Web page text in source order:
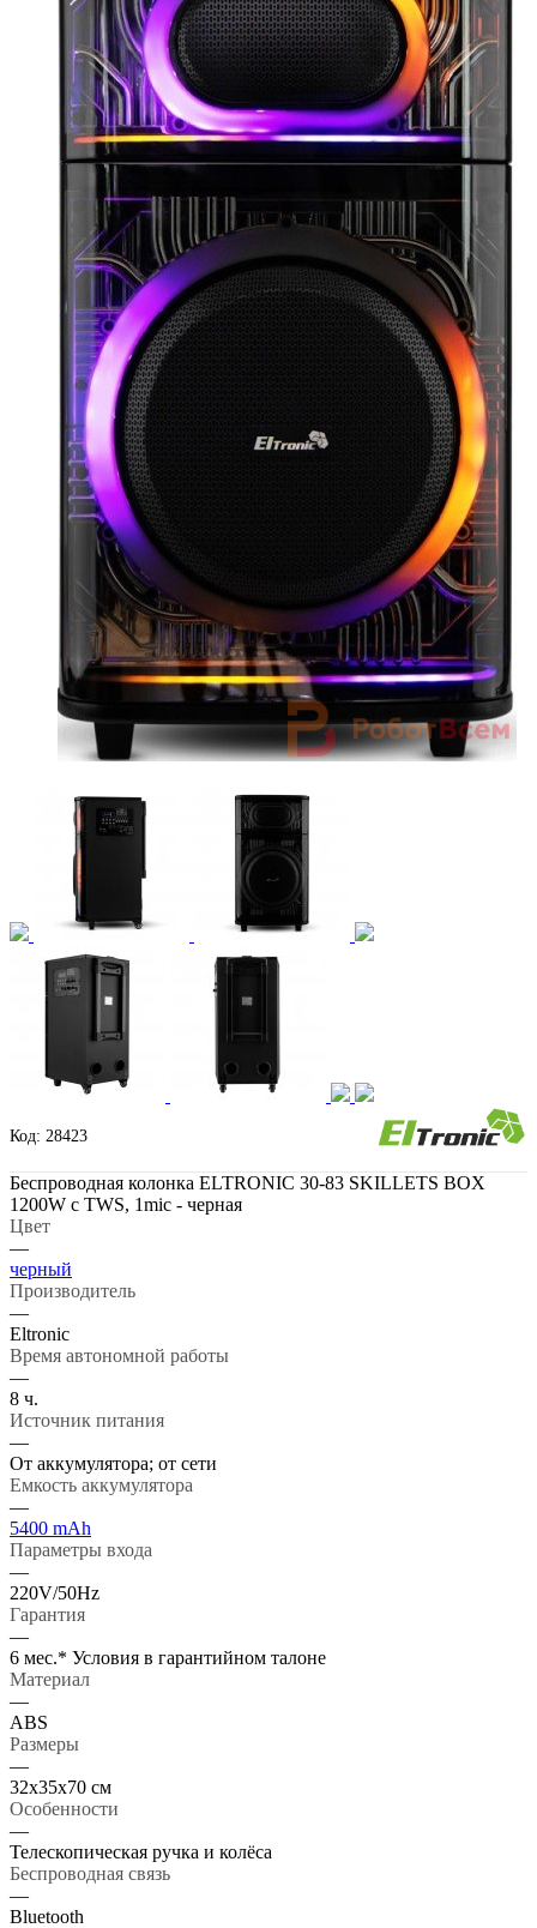
Код: 28423
Беспроводная колонка ELTRONIC 30-83 SKILLETS BOX
1200W с TWS, 1mic - черная
Цвет
—
черный
Производитель
—
Eltronic
Время автономной работы
—
8 ч.
Источник питания
—
От аккумулятора; от сети
Емкость аккумулятора
—
5400 mAh
Параметры входа
—
220V/50Hz
Гарантия
—
6 мес.* Условия в гарантийном талоне
Материал
—
ABS
Размеры
—
32х35х70 см
Особенности
—
Телескопическая ручка и колёса
Беспроводная связь
—
Bluetooth